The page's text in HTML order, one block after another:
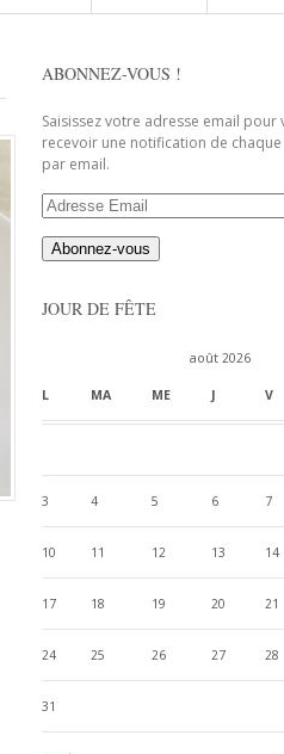
ABONNEZ-VOUS !
Saisissez votre adresse email
recevoir une notification de
par email.
Adresse
Email
JOUR DE FÊTE
août 2026
L MA ME J V
3 4 5 6 7
10 11 12 13 14
17 18 19 20 21
24 25 26 27 28
31